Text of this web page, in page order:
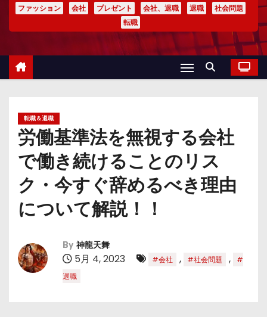
ファッション 会社 プレゼント 会社、退職 退職
社会問題
転職
転職＆退職
労働基準法を無視する会社
で働き続けることのリス
ク・今すぐ辞めるべき理由
について解説！！
By 神龍天舞
5月 4, 2023 #会社 , #社会問題 ,
#
退職